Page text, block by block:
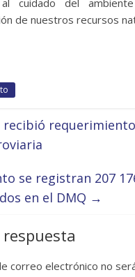
al cuidado del
de nuestros recursos
recibió
se registran 207
en el DMQ →
correo electrónico no